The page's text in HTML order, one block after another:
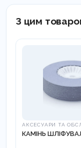
З цим
АКСЕСУАРИ ТА
КАМІНЬ